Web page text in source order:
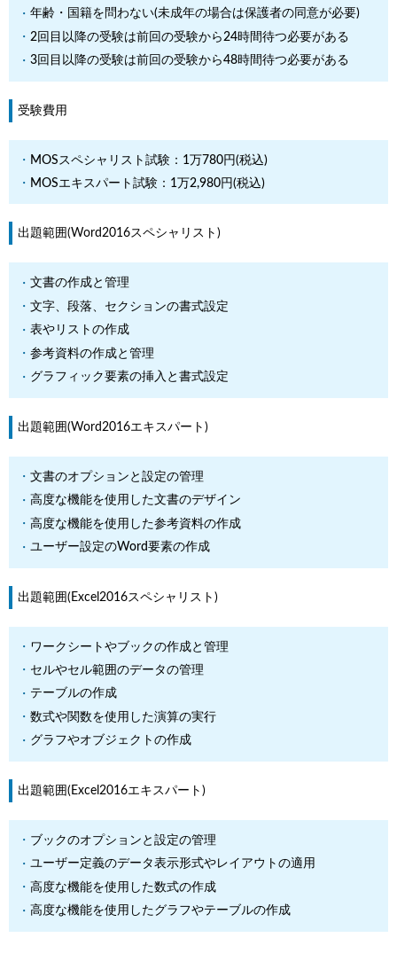
年齢・国籍を問わない(未成年の場合は保護者の同意が必要)
2回目以降の受験は前回の受験から24時間待つ必要がある
3回目以降の受験は前回の受験から48時間待つ必要がある
受験費用
MOSスペシャリスト試験：1万780円(税込)
MOSエキスパート試験：1万2,980円(税込)
出題範囲(Word2016スペシャリスト)
文書の作成と管理
文字、段落、セクションの書式設定
表やリストの作成
参考資料の作成と管理
グラフィック要素の挿入と書式設定
出題範囲(Word2016エキスパート)
文書のオプションと設定の管理
高度な機能を使用した文書のデザイン
高度な機能を使用した参考資料の作成
ユーザー設定のWord要素の作成
出題範囲(Excel2016スペシャリスト)
ワークシートやブックの作成と管理
セルやセル範囲のデータの管理
テーブルの作成
数式や関数を使用した演算の実行
グラフやオブジェクトの作成
出題範囲(Excel2016エキスパート)
ブックのオプションと設定の管理
ユーザー定義のデータ表示形式やレイアウトの適用
高度な機能を使用した数式の作成
高度な機能を使用したグラフやテーブルの作成